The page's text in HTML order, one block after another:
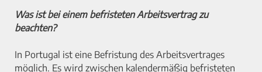
Was ist bei einem befristeten Arbeitsvertrag zu
beachten?
In Portugal ist eine Befristung des Arbeitsvertrages
möglich. Es wird zwischen kalendermäßig befristeten